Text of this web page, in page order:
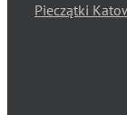
Pieczątki